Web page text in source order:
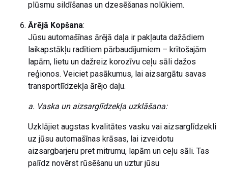
plūsmu sildīšanas un dzesēšanas nolūkiem.
Ārējā Kopšana:
Jūsu automašīnas ārējā daļa ir pakļauta dažādiem
laikapstākļu radītiem pārbaudījumiem – krītošajām
lapām, lietu un dažreiz korozīvu ceļu sāli dažos
reģionos. Veiciet pasākumus, lai aizsargātu savas
transportlīdzekļa ārējo daļu.
a. Vaska un aizsarglīdzekļa uzklāšana:
Uzklājiet augstas kvalitātes vasku vai aizsarglīdzekli
uz jūsu automašīnas krāsas, lai izveidotu
aizsargbarjeru pret mitrumu, lapām un ceļu sāli. Tas
palīdz novērst rūsēšanu un uztur jūsu